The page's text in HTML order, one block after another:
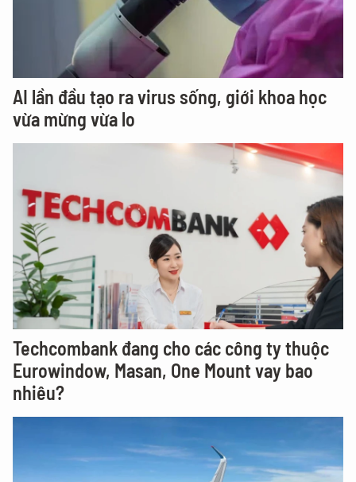
AI lần đầu tạo ra virus sống, giới khoa học
vừa mừng vừa lo
Techcombank đang cho các công ty thuộc
Eurowindow, Masan, One Mount vay bao
nhiêu?